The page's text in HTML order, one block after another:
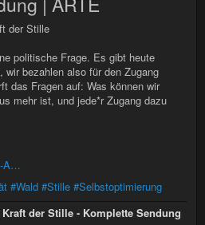
der Stille
politische Frage. Es gibt heute
wir bezahlen also für den Zugang
das Fragen auf: Was können wir
mehr ist, und jede*r Zugang dazu
A…
#Wald #Stille #Selbstoptimierung
der Stille - Komplette Sendung